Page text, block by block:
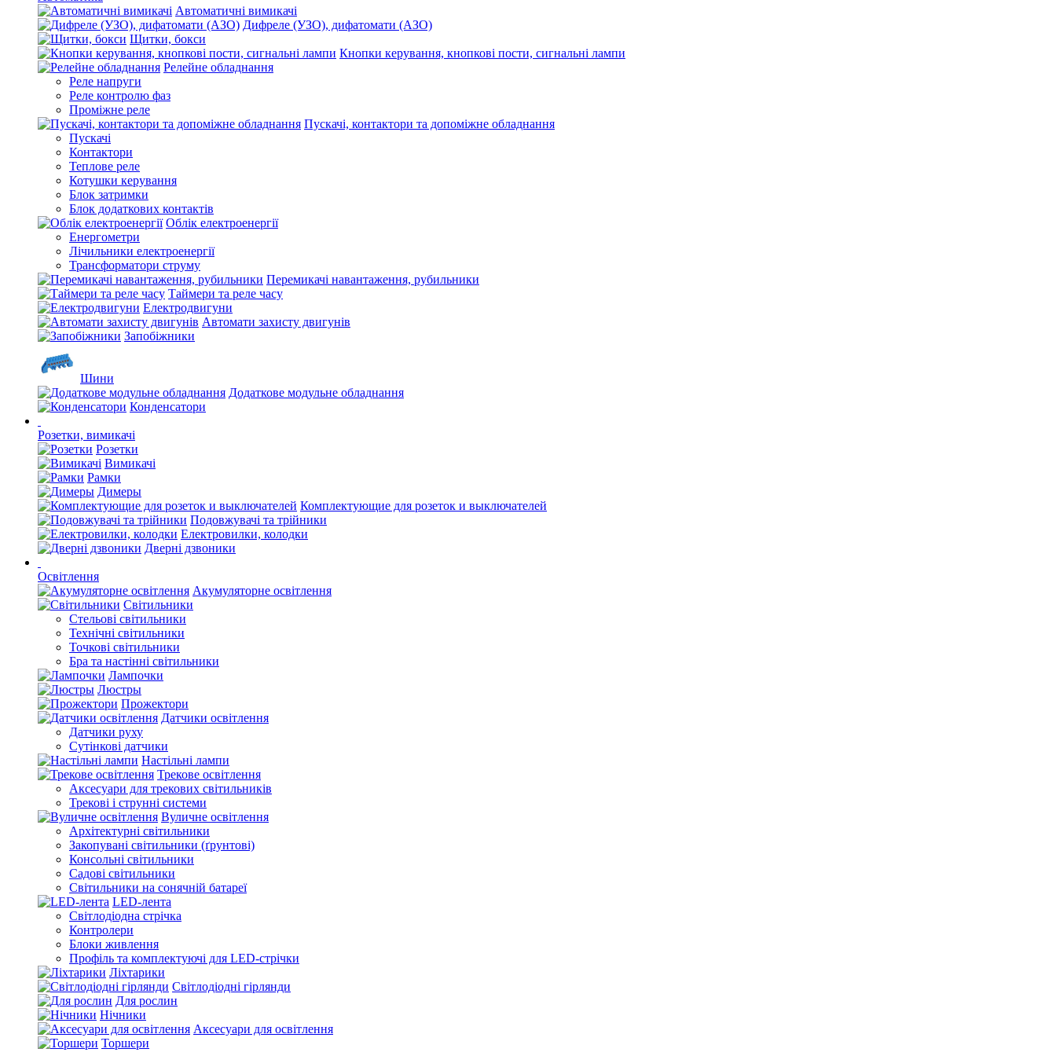
Автоматичні вимикачі
Дифреле (УЗО), дифатомати (АЗО)
Щитки, бокси
Кнопки керування, кнопкові пости, сигнальні лампи
Релейне обладнання
Реле напруги
Реле контролю фаз
Проміжне реле
Пускачі, контактори та допоміжне обладнання
Пускачі
Контактори
Теплове реле
Котушки керування
Блок затримки
Блок додаткових контактів
Облік електроенергії
Енергометри
Лічильники електроенергії
Трансформатори струму
Перемикачі навантаження, рубильники
Таймери та реле часу
Електродвигуни
Автомати захисту двигунів
Запобіжники
Шини
Додаткове модульне обладнання
Конденсатори
Розетки, вимикачі
Розетки
Вимикачі
Рамки
Димеры
Комплектующие для розеток и выключателей
Подовжувачі та трійники
Електровилки, колодки
Дверні дзвоники
Освітлення
Акумуляторне освітлення
Світильники
Стельові світильники
Технічні світильники
Точкові світильники
Бра та настінні світильники
Лампочки
Люстры
Прожектори
Датчики освітлення
Датчики руху
Сутінкові датчики
Настільні лампи
Трекове освітлення
Аксесуари для трекових світильників
Трекові і струнні системи
Вуличне освітлення
Архітектурні світильники
Закопувані світильники (ґрунтові)
Консольні світильники
Садові світильники
Світильники на сонячній батареї
LED-лента
Світлодіодна стрічка
Контролери
Блоки живлення
Профіль та комплектуючі для LED-стрічки
Ліхтарики
Світлодіодні гірлянди
Для рослин
Нічники
Аксесуари для освітлення
Торшери